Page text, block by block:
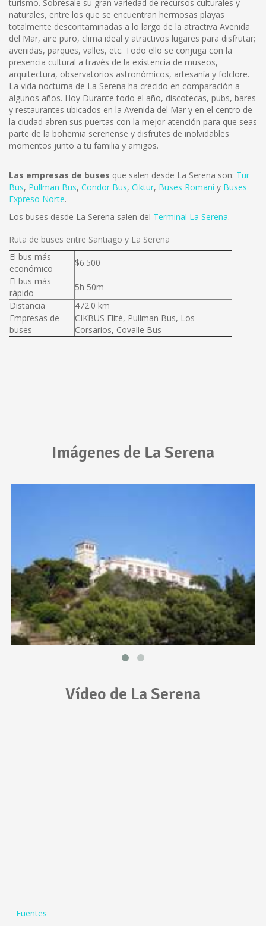
turismo. Sobresale su gran variedad de recursos culturales y
naturales, entre los que se encuentran hermosas playas
totalmente descontaminadas a lo largo de la atractiva Avenida
del Mar, aire puro, clima ideal y atractivos lugares para disfrutar;
avenidas, parques, valles, etc. Todo ello se conjuga con la
presencia cultural a través de la existencia de museos,
arquitectura, observatorios astronómicos, artesanía y folclore.
La vida nocturna de La Serena ha crecido en comparación a
algunos años. Hoy Durante todo el año, discotecas, pubs, bares
y restaurantes ubicados en la Avenida del Mar y en el centro de
la ciudad abren sus puertas con la mejor atención para que seas
parte de la bohemia serenense y disfrutes de inolvidables
momentos junto a tu familia y amigos.
Las empresas de buses que salen desde La Serena son: Tur
Bus, Pullman Bus, Condor Bus, Ciktur, Buses Romani y Buses
Expreso Norte.
Los buses desde La Serena salen del Terminal La Serena.
Ruta de buses entre Santiago y La Serena
El bus más
económico
$6.500
El bus más
rápido
5h 50m
Distancia
472.0 km
Empresas de
buses
CIKBUS Elité, Pullman Bus, Los
Corsarios, Covalle Bus
Imágenes de La Serena
Vídeo de La Serena
Fuentes